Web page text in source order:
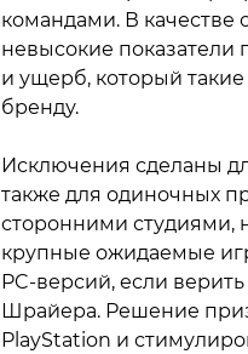
командами. В
невысокие
и ущерб, который
бренду.
Исключения сделаны
также для одиночных
сторонними студиями,
крупные ожидаемые
PC-версий, если
Шрайера. Решение
PlayStation и